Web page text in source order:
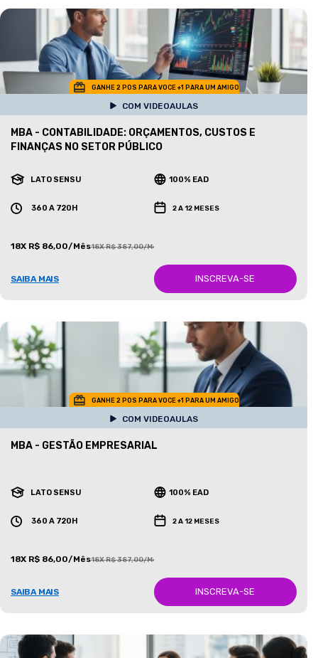
GANHE 2 POS PARA VOCE +1 PARA UM AMIGO
COM VIDEOAULAS
MBA - CONTABILIDADE: ORÇAMENTOS, CUSTOS E
FINANÇAS NO SETOR PÚBLICO
LATO SENSU 100% EAD
360 A 720H 2 A 12 MESES
18X R$ 86,00/Mês18X R$ 387,00/Mês
SAIBA MAIS INSCREVA-SE
GANHE 2 POS PARA VOCE +1 PARA UM AMIGO
COM VIDEOAULAS
MBA - GESTÃO EMPRESARIAL
LATO SENSU 100% EAD
360 A 720H 2 A 12 MESES
18X R$ 86,00/Mês18X R$ 387,00/Mês
SAIBA MAIS INSCREVA-SE